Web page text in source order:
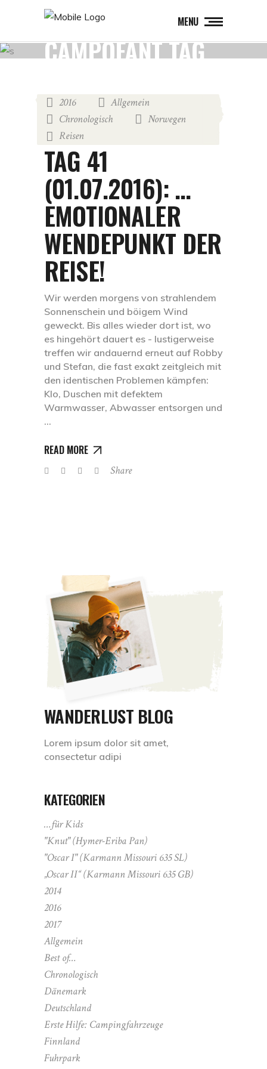
MENU
CAMPOFANT TAG
2016 Allgemein
Chronologisch Norwegen
Reisen
22. März 2017
TAG 41
(01.07.2016): …
EMOTIONALER
WENDEPUNKT DER
REISE!
Wir werden morgens von strahlendem
Sonnenschein und böigem Wind
geweckt. Bis alles wieder dort ist, wo
es hingehört dauert es - lustigerweise
treffen wir andauernd erneut auf Robby
und Stefan, die fast exakt zeitgleich mit
den identischen Problemen kämpfen:
Klo, Duschen mit defektem
Warmwasser, Abwasser entsorgen und
READ MORE
Share
WANDERLUST BLOG
Lorem ipsum dolor sit amet,
consectetur adipi
KATEGORIEN
…für Kids
"Knut" (Hymer-Eriba Pan)
"Oscar I" (Karmann Missouri 635 SL)
„Oscar II“ (Karmann Missouri 635 GB)
2014
2016
2017
Allgemein
Best of…
Chronologisch
Dänemark
Deutschland
Erste Hilfe: Campingfahrzeuge
Finnland
Fuhrpark